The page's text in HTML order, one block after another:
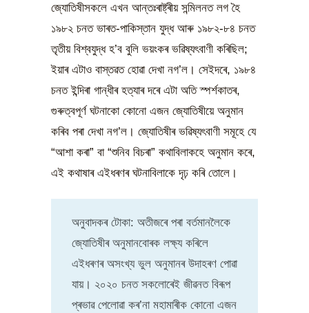
জ্যোতিষীসকলে এখন আন্তঃৰাষ্ট্ৰীয় সন্মিলনত লগ হৈ
১৯৮২ চনত ভাৰত-পাকিস্তান যুদ্ধ আৰু ১৯৮২-৮৪ চনত
তৃতীয় বিশ্বযুদ্ধ হ’ব বুলি ভয়ংকৰ ভৱিষ্যৎবাণী কৰিছিল;
ইয়াৰ এটাও বাস্তৱত হোৱা দেখা নগ’ল। সেইদৰে, ১৯৮৪
চনত ইন্দিৰা গান্ধীৰ হত্যাৰ দৰে এটা অতি স্পৰ্শকাতৰ,
গুৰুত্বপূৰ্ণ ঘটনাকো কোনো এজন জ্যোতিষীয়ে অনুমান
কৰিব পৰা দেখা নগ’ল। জ্যোতিষীৰ ভৱিষ্যৎবাণী সমূহে যে
“আশা কৰা” বা “শুনিব বিচৰা” কথাবিলাকহে অনুমান কৰে,
এই কথাষাৰ এইধৰণৰ ঘটনাবিলাকে দৃঢ় কৰি তোলে।
অনুবাদকৰ টোকা: অতীজৰে পৰা বৰ্তমানলৈকে
জ্যোতিষীৰ অনুমানবোৰক লক্ষ্য কৰিলে
এইধৰণৰ অসংখ্য ভুল অনুমানৰ উদাহৰণ পোৱা
যায়। ২০২০ চনত সকলোৰেই জীৱনত বিৰূপ
প্ৰভাৱ পেলোৱা কৰ’না মহামাৰীক কোনো এজন